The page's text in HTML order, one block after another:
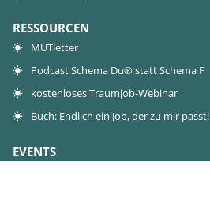
RESSOURCEN
MUTletter
Podcast Schema Du® statt Schema F
kostenloses Traumjob-Webinar
Buch: Endlich ein Job, der zu mir passt!
EVENTS